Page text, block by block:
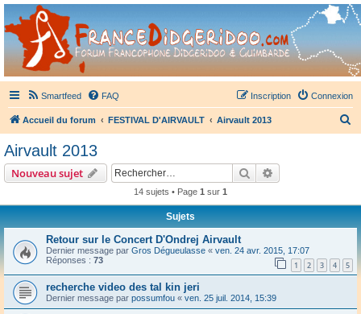
France Didgeridoo
Didgeridoo et Guimbarde sur France Didgeridoo - retrouvez la communauté.
Smartfeed FAQ Connexion
Inscription
Accueil du forum FESTIVAL D'AIRVAULT Airvault 2013
e
Airvault 2013
Nouveau sujet Rechercher
14 sujets • Page 1 sur 1
Sujets
Retour sur le Concert D'Ondrej Airvault
Dernier message par Gros Dégueulasse « ven. 24 avr. 2015, 17:07
Réponses : 73 1 2 3 4 5
recherche video des tal kin jeri
Dernier message par possumfou « ven. 25 juil. 2014, 15:39